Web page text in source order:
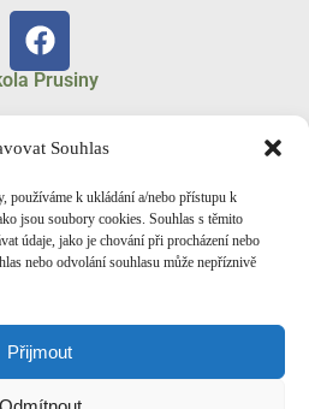
Souhlas
používáme k ukládání a/nebo přístupu k
jsou soubory cookies. Souhlas s těmito
údaje, jako je chování při procházení nebo
nebo odvolání souhlasu může nepříznivě
Přijmout
Prusiny
Ametyst
Zonerama